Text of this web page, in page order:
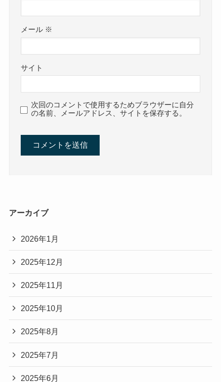
メール ※
サイト
次回のコメントで使用するためブラウザーに自分
の名前、メールアドレス、サイトを保存する。
アーカイブ
2026年1月
2025年12月
2025年11月
2025年10月
2025年8月
2025年7月
2025年6月